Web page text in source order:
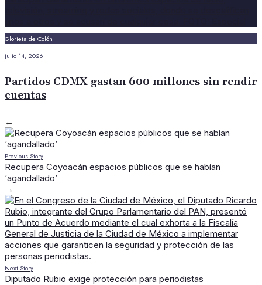
Glorieta de Colón
julio 14, 2026
Partidos CDMX gastan 600 millones sin rendir
cuentas
←
Previous Story
Recupera Coyoacán espacios públicos que se habían
‘agandallado’
→
Next Story
Diputado Rubio exige protección para periodistas